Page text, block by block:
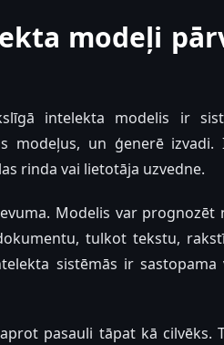
modeļi
intelekta modelis ir
modeļus, un ģenerē
rinda vai lietotāja uzvedne.
Modelis var
tulkot tekstu,
sistēmās ir
pasauli tāpat kā